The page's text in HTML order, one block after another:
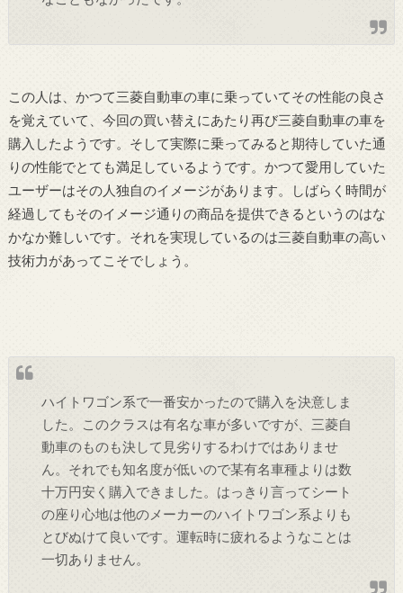
この人は、かつて三菱自動車の車に乗っていてその性能の良さ
を覚えていて、今回の買い替えにあたり再び三菱自動車の車を
購入したようです。そして実際に乗ってみると期待していた通
りの性能でとても満足しているようです。かつて愛用していた
ユーザーはその人独自のイメージがあります。しばらく時間が
経過してもそのイメージ通りの商品を提供できるというのはな
かなか難しいです。それを実現しているのは三菱自動車の高い
技術力があってこそでしょう。
ハイトワゴン系で一番安かったので購入を決意しま
した。このクラスは有名な車が多いですが、三菱自
動車のものも決して見劣りするわけではありませ
ん。それでも知名度が低いので某有名車種よりは数
十万円安く購入できました。はっきり言ってシート
の座り心地は他のメーカーのハイトワゴン系よりも
とびぬけて良いです。運転時に疲れるようなことは
一切ありません。